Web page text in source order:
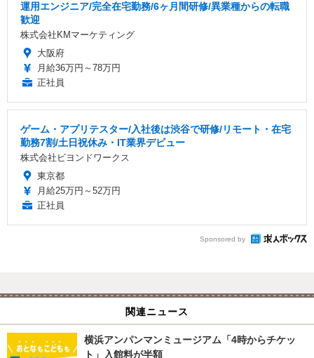
運用エンジニア/完全在宅勤務/6ヶ月間研修/異業種からの転職
歓迎
株式会社KMマーケティング
大阪府
月給36万円～78万円
正社員
ゲーム・アプリテスター/入社後は渋谷で研修/リモート・在宅
勤務7割/土日祝休み・IT業界デビュー
株式会社ビヨンドワークス
東京都
月給25万円～52万円
正社員
Sponsored by
関連ニュース
横浜アンパンマンミュージアム「4時からチケッ
ト」入館料が半額